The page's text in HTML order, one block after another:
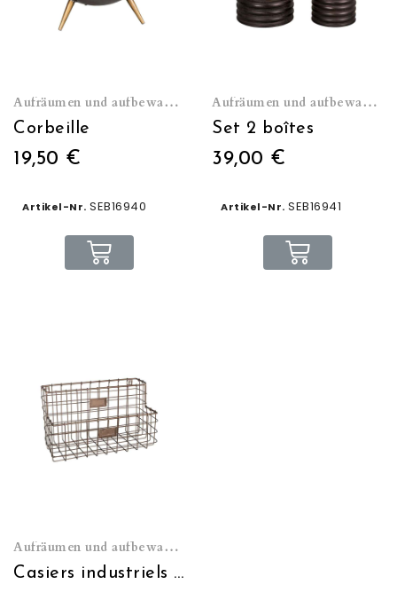
Aufräumen und aufbewahren
Corbeille
19,50 €
Artikel-Nr. SEB16940
Aufräumen und aufbewahren
Set 2 boîtes
39,00 €
Artikel-Nr. SEB16941
Aufräumen und aufbewahren
Casiers industriels grillagés muraux